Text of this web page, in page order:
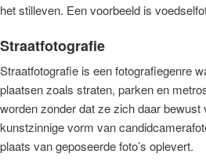
het stilleven. Een voorbeeld is
Straatfotografie
Straatfotografie is een fotografiegenre
plaatsen zoals straten, parken en
worden zonder dat ze zich daar bewust
kunstzinnige vorm van
plaats van geposeerde foto’s oplevert.